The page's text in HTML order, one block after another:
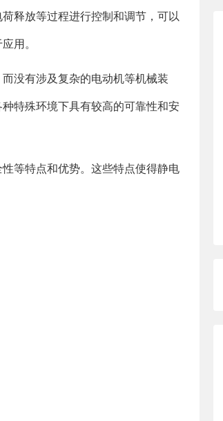
释放等过程进行控制和调节，可以
用。
没有涉及复杂的电动机等机械装
特殊环境下具有较高的可靠性和安
等特点和优势。这些特点使得静电